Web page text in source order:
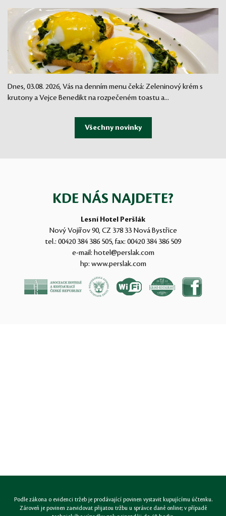
Dnes, 03.08. 2026, Vás na denním menu čeká: Zeleninový krém s
krutony a Vejce Benedikt na rozpečeném toastu a...
KDE NÁS NAJDETE?
Lesní Hotel Peršlák
Nový Vojířov 90, CZ 378 33 Nová Bystřice
tel.: 00420 384 386 505, fax: 00420 384 386 509
e-mail: hotel@perslak.com
hp: www.perslak.com
Podle zákona o evidenci tržeb je prodávající povinen vystavit kupujícímu účtenku.
Zároveň je povinen zaevidovat přijatou tržbu u správce daně online; v případě